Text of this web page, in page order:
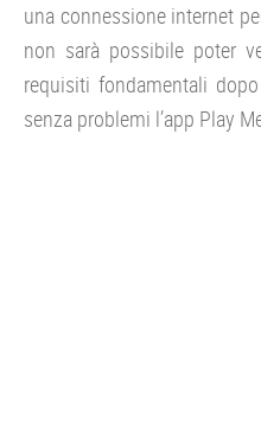
una connessione internet
non sarà possibile poter
requisiti fondamentali
senza problemi l’app Play